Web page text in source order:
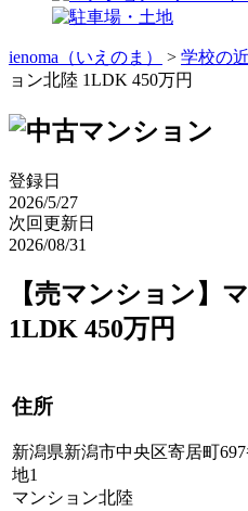
ienoma（いえのま） > 学校の近
ョン北陸 1LDK 450万円
登録日
2026/5/27
次回更新日
2026/08/31
【売マンション】
1LDK 450万円
住所
新潟県新潟市中央区寄居町
地1
マンション北陸